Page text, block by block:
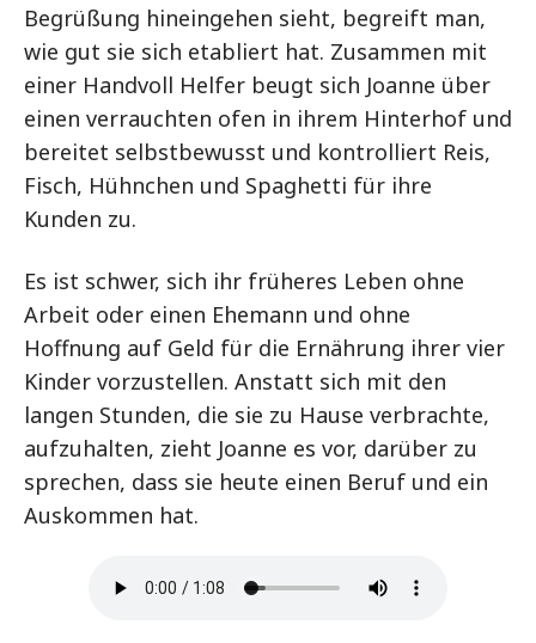
Begrüßung hineingehen sieht, begreift man,
wie gut sie sich etabliert hat. Zusammen mit
einer Handvoll Helfer beugt sich Joanne über
einen verrauchten ofen in ihrem Hinterhof und
bereitet selbstbewusst und kontrolliert Reis,
Fisch, Hühnchen und Spaghetti für ihre
Kunden zu.
Es ist schwer, sich ihr früheres Leben ohne
Arbeit oder einen Ehemann und ohne
Hoffnung auf Geld für die Ernährung ihrer vier
Kinder vorzustellen. Anstatt sich mit den
langen Stunden, die sie zu Hause verbrachte,
aufzuhalten, zieht Joanne es vor, darüber zu
sprechen, dass sie heute einen Beruf und ein
Auskommen hat.